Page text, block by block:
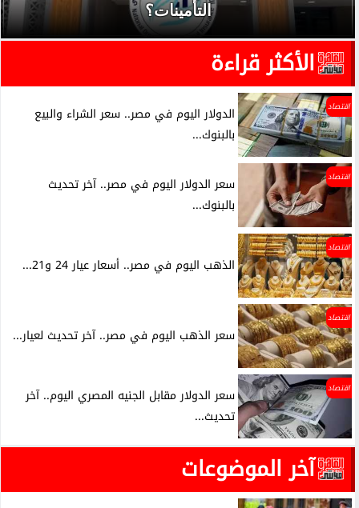
التأمينات؟
الأكثر قراءة
اقتصاد
الدولار اليوم في مصر.. سعر الشراء والبيع
بالبنوك...
اقتصاد
سعر الدولار اليوم في مصر.. آخر تحديث
بالبنوك...
اقتصاد
الذهب اليوم في مصر.. أسعار عيار 24 و21...
اقتصاد
سعر الذهب اليوم في مصر.. آخر تحديث لعيار...
اقتصاد
سعر الدولار مقابل الجنيه المصري اليوم.. آخر
تحديث...
آخر الموضوعات